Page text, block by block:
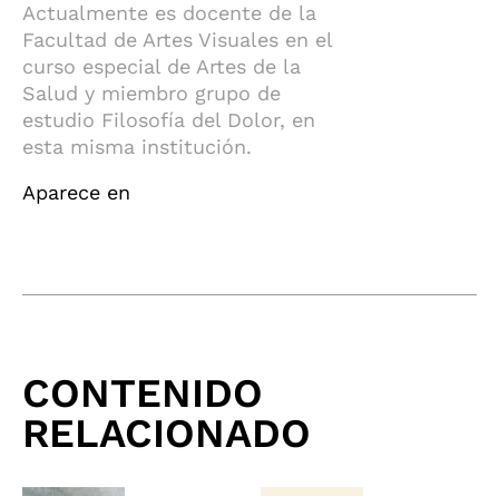
Actualmente es docente de la
Facultad de Artes Visuales en el
curso especial de Artes de la
Salud y miembro grupo de
estudio Filosofía del Dolor, en
esta misma institución.
Aparece en
CONTENIDO
RELACIONADO